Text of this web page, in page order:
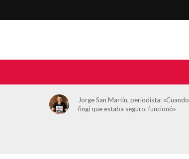
Jorge San Martín, periodista: «Cuando
fingí que estaba seguro, funcionó»